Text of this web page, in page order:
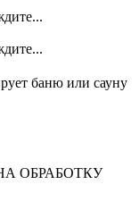
баню или сауну
ОБРАБОТКУ